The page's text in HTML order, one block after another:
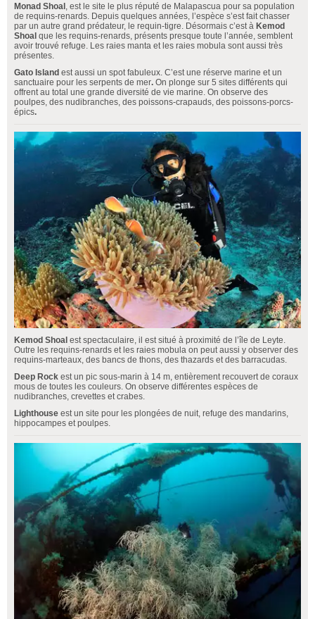
Monad Shoal , est le site le plus réputé de Malapascua pour sa population
de requins-renards. Depuis quelques années, l’espèce s’est fait chasser
par un autre grand prédateur, le requin-tigre. Désormais c’est à Kemod
Shoal que les requins-renards, présents presque toute l’année, semblent
avoir trouvé refuge. Les raies manta et les raies mobula sont aussi très
présentes.
Gato Island est aussi un spot fabuleux. C’est une réserve marine et un
sanctuaire pour les serpents de mer. On plonge sur 5 sites différents qui
offrent au total une grande diversité de vie marine. On observe des
poulpes, des nudibranches, des poissons-crapauds, des poissons-porcs-
épics.
Kemod Shoal est spectaculaire, il est situé à proximité de l’île de Leyte.
Outre les requins-renards et les raies mobula on peut aussi y observer des
requins-marteaux, des bancs de thons, des thazards et des barracudas.
Deep Rock est un pic sous-marin à 14 m, entièrement recouvert de coraux
mous de toutes les couleurs. On observe différentes espèces de
nudibranches, crevettes et crabes.
Lighthouse est un site pour les plongées de nuit, refuge des mandarins,
hippocampes et poulpes.